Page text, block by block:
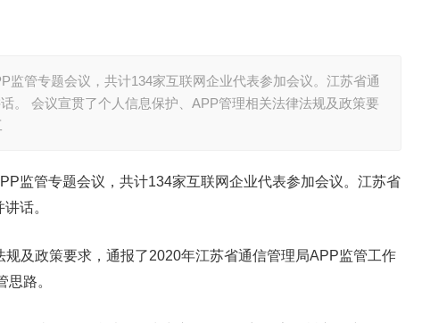
监管专题会议，共计134家互联网企业代表参加会议。江苏省通
。 会议宣贯了个人信息保护、APP管理相关法律法规及政策要
监管专题会议，共计134家互联网企业代表参加会议。江苏省
话。
及政策要求，通报了2020年江苏省通信管理局APP监管工作
路。